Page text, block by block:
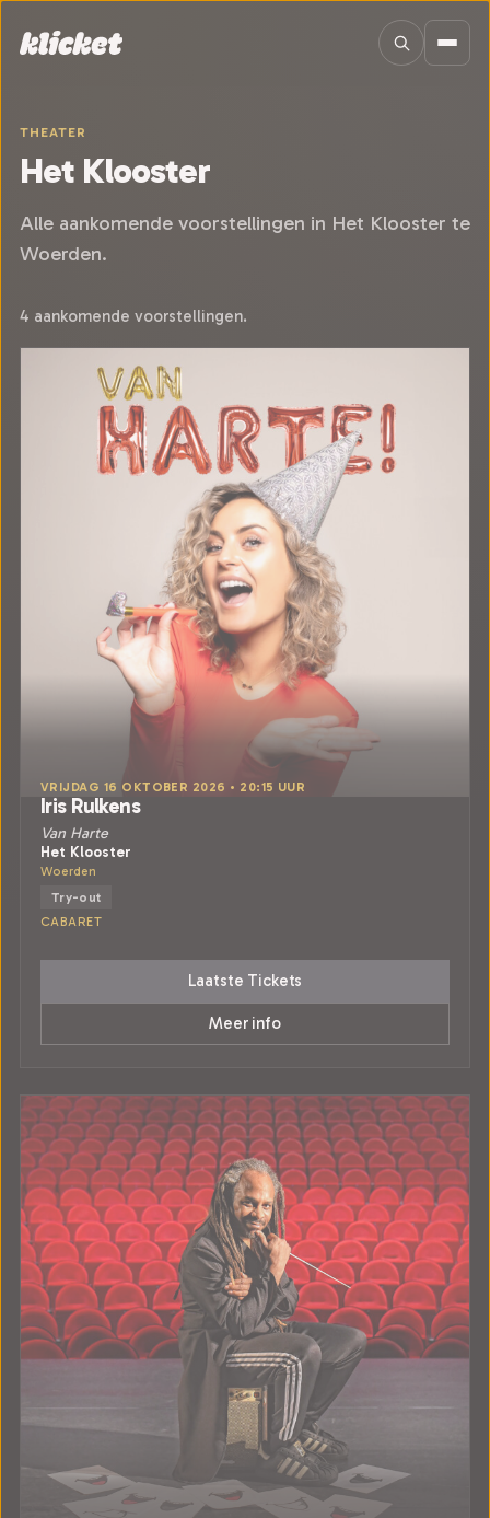
THEATER
Het Klooster
Alle aankomende voorstellingen in Het Klooster te
Woerden.
4 aankomende voorstellingen.
VRIJDAG 16 OKTOBER 2026 • 20:15 UUR
Iris Rulkens
Van Harte
Het Klooster
Woerden
Try-out
CABARET
Laatste Tickets
Meer info